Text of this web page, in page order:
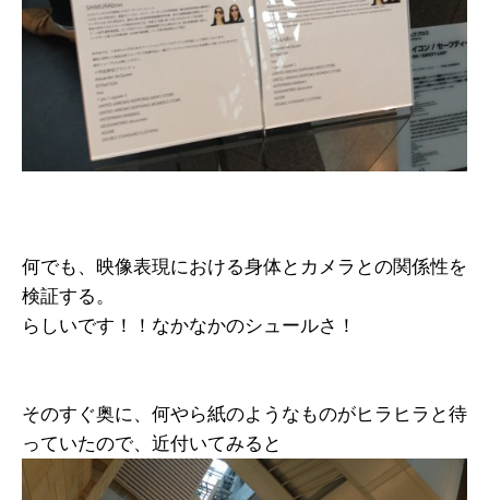
何でも、映像表現における身体とカメラとの関係性を
検証する。
らしいです！！なかなかのシュールさ！
そのすぐ奥に、何やら紙のようなものがヒラヒラと待
っていたので、近付いてみると